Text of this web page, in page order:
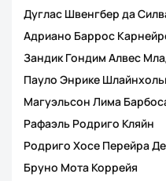
Дуглас Швенгбер да
Адриано Баррос
Зандик Гондим Алвес
Пауло Энрике
Магуэльсон Лима
Рафаэль Родриго Кляйн
Родриго Хосе Перейра
Бруно Мота Коррейя